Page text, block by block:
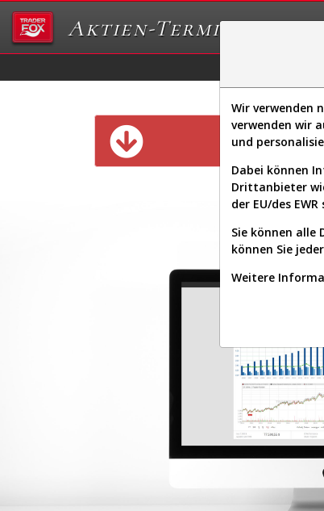
Aktien-Terminal
Diese
Wir verwenden
verwenden wir
und
Dabei können
Drittanbieter
der EU/des
Sie können alle
können Sie
Weitere